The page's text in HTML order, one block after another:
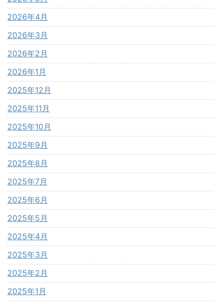
2026年4月
2026年3月
2026年2月
2026年1月
2025年12月
2025年11月
2025年10月
2025年9月
2025年8月
2025年7月
2025年6月
2025年5月
2025年4月
2025年3月
2025年2月
2025年1月